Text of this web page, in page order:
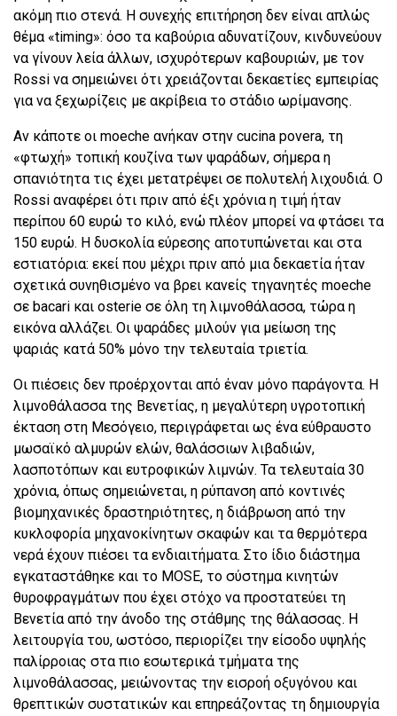
ακόμη πιο στενά. Η συνεχής επιτήρηση δεν είναι απλώς
θέμα «timing»: όσο τα καβούρια αδυνατίζουν, κινδυνεύουν
να γίνουν λεία άλλων, ισχυρότερων καβουριών, με τον
Rossi να σημειώνει ότι χρειάζονται δεκαετίες εμπειρίας
για να ξεχωρίζεις με ακρίβεια το στάδιο ωρίμανσης.
Αν κάποτε οι moeche ανήκαν στην cucina povera, τη
«φτωχή» τοπική κουζίνα των ψαράδων, σήμερα η
σπανιότητα τις έχει μετατρέψει σε πολυτελή λιχουδιά. Ο
Rossi αναφέρει ότι πριν από έξι χρόνια η τιμή ήταν
περίπου 60 ευρώ το κιλό, ενώ πλέον μπορεί να φτάσει τα
150 ευρώ. Η δυσκολία εύρεσης αποτυπώνεται και στα
εστιατόρια: εκεί που μέχρι πριν από μια δεκαετία ήταν
σχετικά συνηθισμένο να βρει κανείς τηγανητές moeche
σε bacari και osterie σε όλη τη λιμνοθάλασσα, τώρα η
εικόνα αλλάζει. Οι ψαράδες μιλούν για μείωση της
ψαριάς κατά 50% μόνο την τελευταία τριετία.
Οι πιέσεις δεν προέρχονται από έναν μόνο παράγοντα. Η
λιμνοθάλασσα της Βενετίας, η μεγαλύτερη υγροτοπική
έκταση στη Μεσόγειο, περιγράφεται ως ένα εύθραυστο
μωσαϊκό αλμυρών ελών, θαλάσσιων λιβαδιών,
λασποτόπων και ευτροφικών λιμνών. Τα τελευταία 30
χρόνια, όπως σημειώνεται, η ρύπανση από κοντινές
βιομηχανικές δραστηριότητες, η διάβρωση από την
κυκλοφορία μηχανοκίνητων σκαφών και τα θερμότερα
νερά έχουν πιέσει τα ενδιαιτήματα. Στο ίδιο διάστημα
εγκαταστάθηκε και το MOSE, το σύστημα κινητών
θυροφραγμάτων που έχει στόχο να προστατεύει τη
Βενετία από την άνοδο της στάθμης της θάλασσας. Η
λειτουργία του, ωστόσο, περιορίζει την είσοδο υψηλής
παλίρροιας στα πιο εσωτερικά τμήματα της
λιμνοθάλασσας, μειώνοντας την εισροή οξυγόνου και
θρεπτικών συστατικών και επηρεάζοντας τη δημιουργία